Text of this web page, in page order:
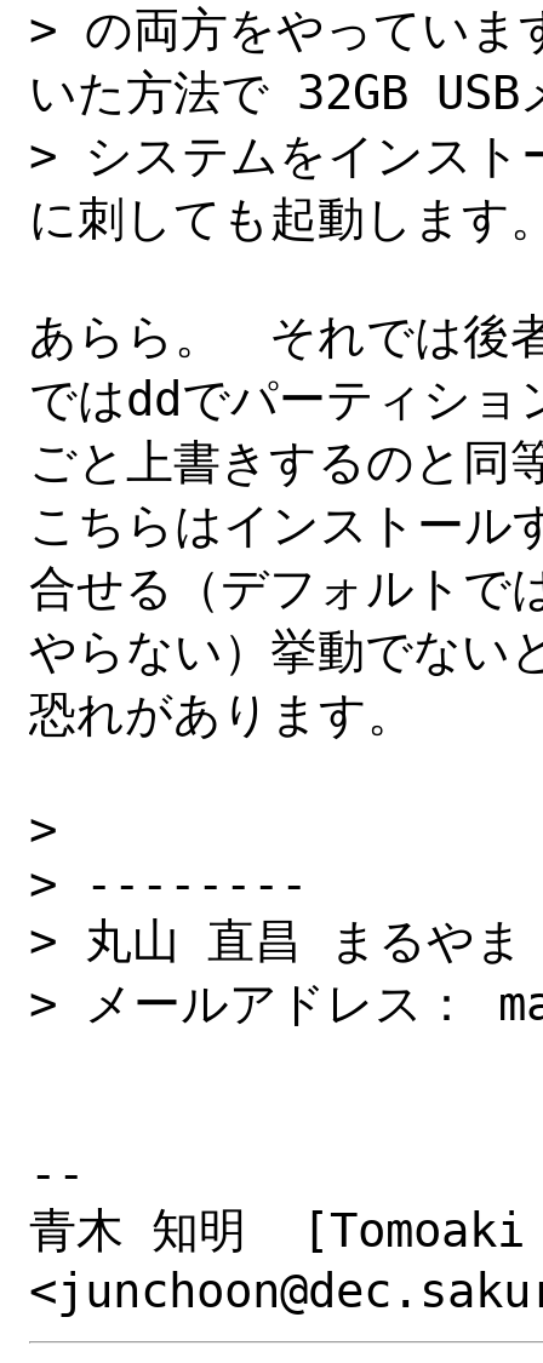
> の両方をやっていま
いた方法で 32GB USB
> システムをインスト
に刺しても起動します
あらら。　それでは後
ではddでパーティショ
ごと上書きするのと同
こちらはインストール
合せる（デフォルトで
やらない）挙動でない
恐れがあります。
>
> --------
> 丸山 直昌 まるやま
> メールアドレス：
--
青木 知明  [Tomoaki